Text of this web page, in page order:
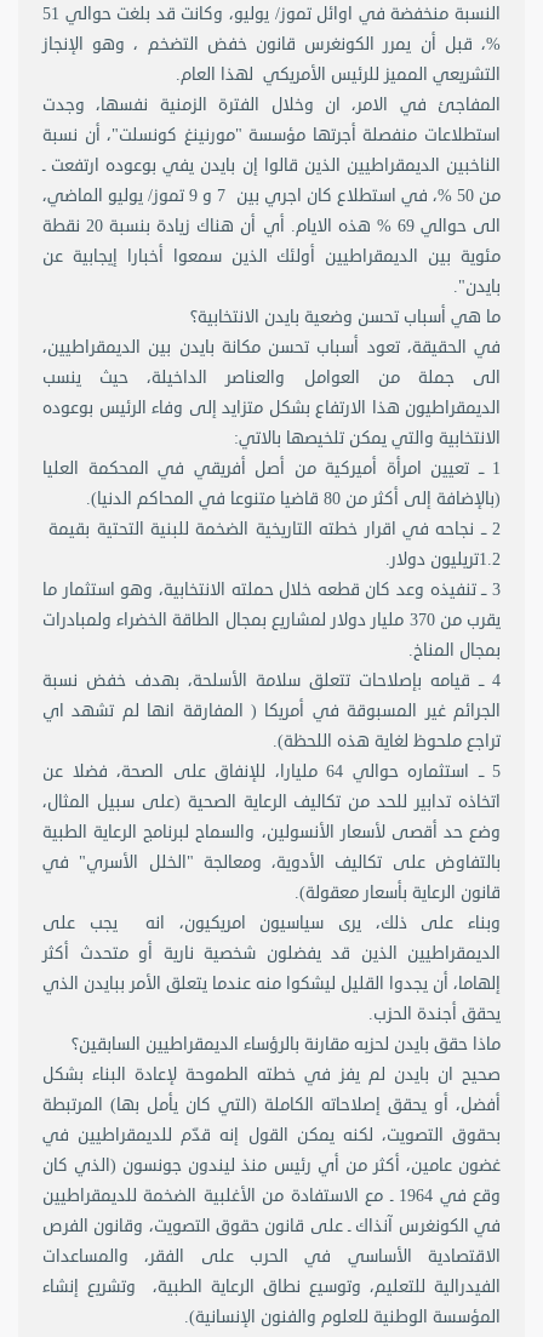
النسبة منخفضة في اوائل تموز/ يوليو، وكانت قد بلغت حوالي 51
%، قبل أن يمرر الكونغرس قانون خفض التضخم ، وهو الإنجاز
التشريعي المميز للرئيس الأمريكي لهذا العام.
المفاجئ في الامر، ان وخلال الفترة الزمنية نفسها، وجدت
استطلاعات منفصلة أجرتها مؤسسة "مورنينغ كونسلت"، أن نسبة
الناخبين الديمقراطيين الذين قالوا إن بايدن يفي بوعوده ارتفعت ـ
من 50 %، في استطلاع كان اجري بين 7 و 9 تموز/ يوليو الماضي،
الى حوالي 69 % هذه الايام. أي أن هناك زيادة بنسبة 20 نقطة
مئوية بين الديمقراطيين أولئك الذين سمعوا أخبارا إيجابية عن
بايدن".
ما هي أسباب تحسن وضعية بايدن الانتخابية؟
في الحقيقة، تعود أسباب تحسن مكانة بايدن بين الديمقراطيين،
الى جملة من العوامل والعناصر الداخيلة، حيث ينسب
الديمقراطيون هذا الارتفاع بشكل متزايد إلى وفاء الرئيس بوعوده
الانتخابية والتي يمكن تلخيصها بالاتي:
1 ــ تعيين امرأة أميركية من أصل أفريقي في المحكمة العليا
(بالإضافة إلى أكثر من 80 قاضيا متنوعا في المحاكم الدنيا).
2 ــ نجاحه في اقرار خطته التاريخية الضخمة للبنية التحتية بقيمة
1.2تريليون دولار.
3 ــ تنفيذه وعد كان قطعه خلال حملته الانتخابية، وهو استثمار ما
يقرب من 370 مليار دولار لمشاريع بمجال الطاقة الخضراء ولمبادرات
بمجال المناخ.
4 ــ قيامه بإصلاحات تتعلق سلامة الأسلحة، بهدف خفض نسبة
الجرائم غير المسبوقة في أمريكا ( المفارقة انها لم تشهد اي
تراجع ملحوظ لغاية هذه اللحظة).
5 ــ استثماره حوالي 64 مليارا، للإنفاق على الصحة، فضلا عن
اتخاذه تدابير للحد من تكاليف الرعاية الصحية (على سبيل المثال،
وضع حد أقصى لأسعار الأنسولين، والسماح لبرنامج الرعاية الطبية
بالتفاوض على تكاليف الأدوية، ومعالجة "الخلل الأسري" في
قانون الرعاية بأسعار معقولة).
وبناء على ذلك، يرى سياسيون امريكيون، انه يجب على
الديمقراطيين الذين قد يفضلون شخصية نارية أو متحدث أكثر
إلهاما، أن يجدوا القليل ليشكوا منه عندما يتعلق الأمر ببايدن الذي
يحقق أجندة الحزب.
ماذا حقق بايدن لحزبه مقارنة بالرؤساء الديمقراطيين السابقين؟
صحيح ان بايدن لم يفز في خطته الطموحة لإعادة البناء بشكل
أفضل، أو يحقق إصلاحاته الكاملة (التي كان يأمل بها) المرتبطة
بحقوق التصويت، لكنه يمكن القول إنه قدّم للديمقراطيين في
غضون عامين، أكثر من أي رئيس منذ ليندون جونسون (الذي كان
وقع في 1964 ـ مع الاستفادة من الأغلبية الضخمة للديمقراطيين
في الكونغرس آنذاك ـ على قانون حقوق التصويت، وقانون الفرص
الاقتصادية الأساسي في الحرب على الفقر، والمساعدات
الفيدرالية للتعليم، وتوسيع نطاق الرعاية الطبية، وتشريع إنشاء
المؤسسة الوطنية للعلوم والفنون الإنسانية).